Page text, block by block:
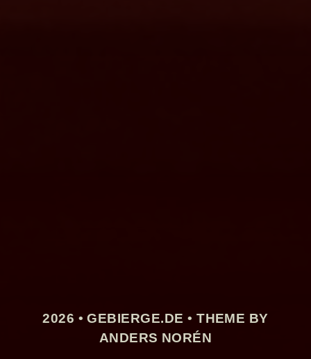
2026 •GEBIERGE.DE • THEME BY
ANDERS NORÉN